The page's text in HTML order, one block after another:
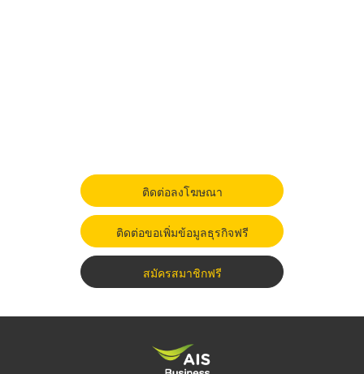
ติดต่อลงโฆษณา
ติดต่อขอเพิ่มข้อมูลธุรกิจฟรี
สมัครสมาชิกฟรี